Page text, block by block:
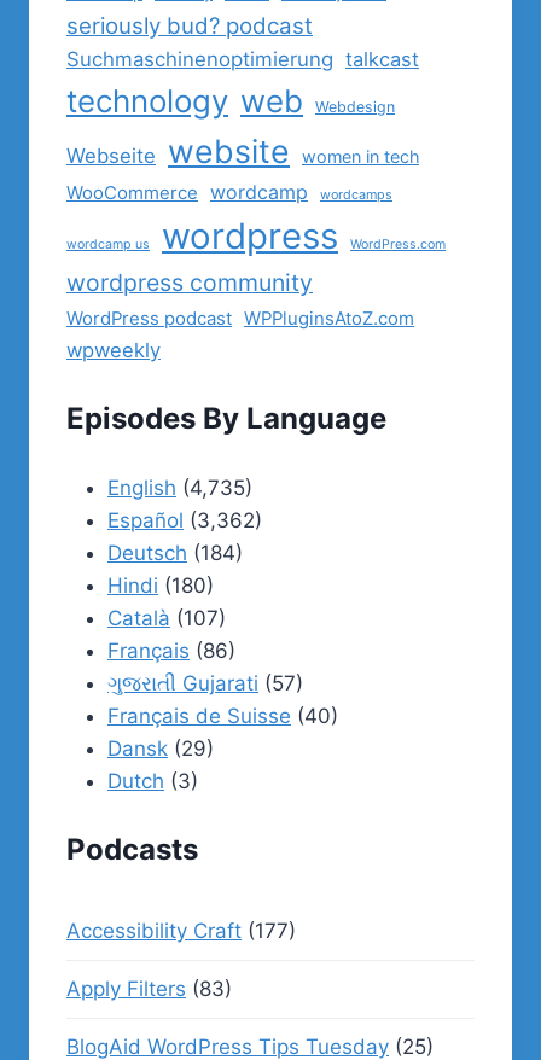
seriously bud? podcast
Suchmaschinenoptimierung talkcast
technology web Webdesign
Webseite website women in tech
WooCommerce wordcamp wordcamps
wordcamp us wordpress WordPress.com
wordpress community
WordPress podcast WPPluginsAtoZ.com
wpweekly
Episodes By Language
English (4,735)
Español (3,362)
Deutsch (184)
Hindi (180)
Català (107)
Français (86)
ગુજરાતી Gujarati (57)
Français de Suisse (40)
Dansk (29)
Dutch (3)
Podcasts
Accessibility Craft (177)
Apply Filters (83)
BlogAid WordPress Tips Tuesday (25)